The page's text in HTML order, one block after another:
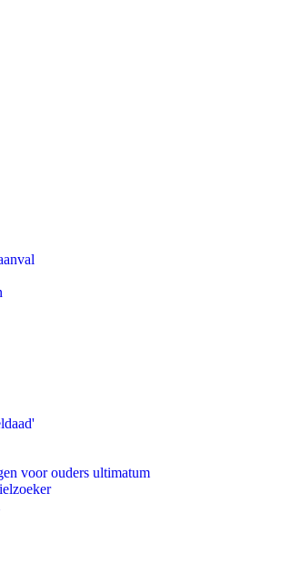
voor ouders ultimatum